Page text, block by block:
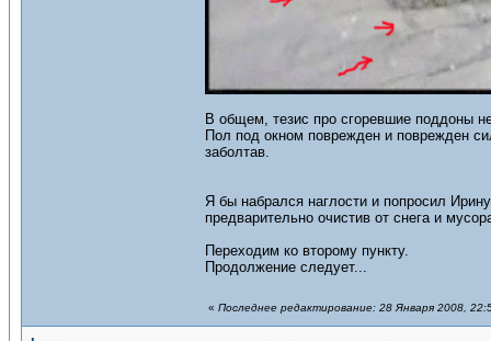
В общем, тезис про сгоревшие поддоны
Пол под окном поврежден и поврежден
заболтав.
Я бы набрался наглости и попросил
предварительно очистив от снега и
Переходим ко второму пункту.
Продолжение следует...
« Последнее редактирование: 28 Января 2008,